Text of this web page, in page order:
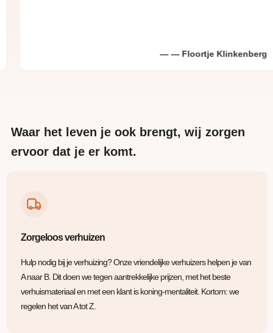
Floortje Klinkenberg
Waar het leven je ook brengt, wij zorgen
ervoor dat je er komt.
Zorgeloos verhuizen
Hulp nodig bij je verhuizing? Onze vriendelijke verhuizers helpen je van
A naar B. Dit doen we tegen aantrekkelijke prijzen, met het beste
verhuismateriaal en met een klant is koning-mentaliteit. Kortom: we
regelen het van A tot Z.